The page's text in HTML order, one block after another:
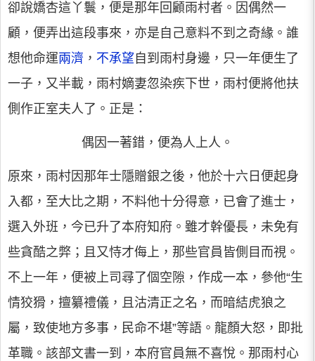
卻說嬌杏這丫鬟，便是那年回顧雨村者。因偶然一
顧，便弄出這段事來，亦是自己意料不到之奇緣。誰
想他命運兩濟 ， 不承望 自到雨村身邊，只一年便生了
一子，又半載，雨村嫡妻忽染疾下世，雨村便將他扶
側作正室夫人了。正是：
偶因一著錯，便為人上人。
原來，雨村因那年士隱贈銀之後，他於十六日便起身
入都，至大比之期，不料他十分得意，已會了進士，
選入外班，今已升了本府知府。雖才幹優長，未免有
些貪酷之弊；且又恃才侮上，那些官員皆側目而視。
不上一年，便被上司尋了個空隙，作成一本，參他“生
情狡猾，擅纂禮儀，且沽清正之名，而暗結虎狼之
屬，致使地方多事，民命不堪”等語。龍顏大怒，即批
革職。該部文書一到，本府官員無不喜悅。那雨村心